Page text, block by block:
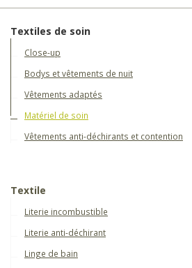
Textiles de soin
Close-up
Bodys et vêtements de nuit
Vêtements adaptés
Matériel de soin
Vêtements anti-déchirants et contention
Textile
Literie incombustible
Literie anti-déchirant
Linge de bain